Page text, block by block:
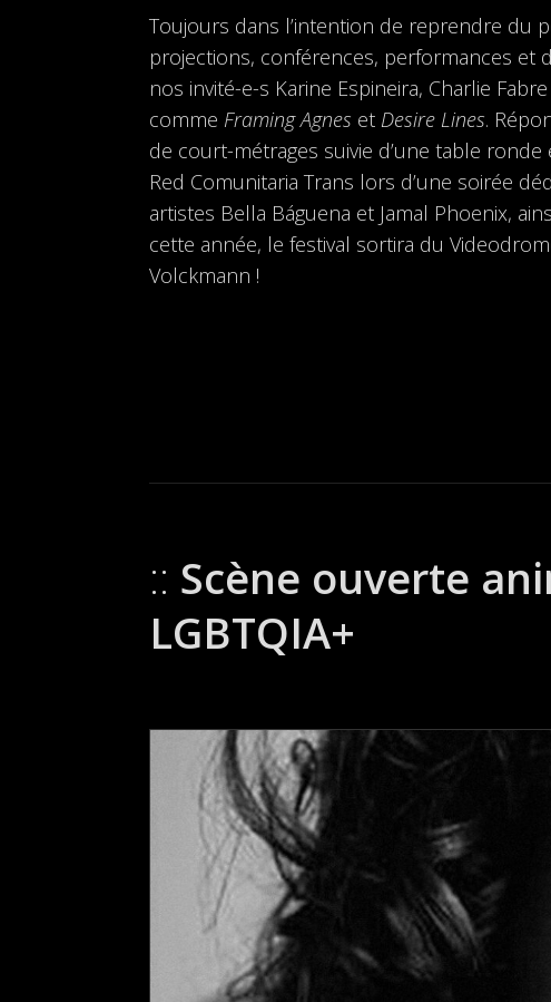
Toujours dans l’intention de reprendre du
projections, conférences, performances et
nos invité-e-s Karine Espineira, Charlie
comme Framing Agnes et Desire Lines.
de court-métrages suivie d’une table
Red Comunitaria Trans lors d’une soirée
artistes Bella Báguena et Jamal Phoenix,
cette année, le festival sortira du
Volckmann !
Scène ouverte
LGBTQIA+